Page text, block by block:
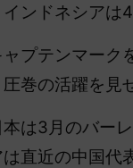
ンドネシアは
プテンマーク
巻の活躍を見
は3月のバー
は直近の中国代